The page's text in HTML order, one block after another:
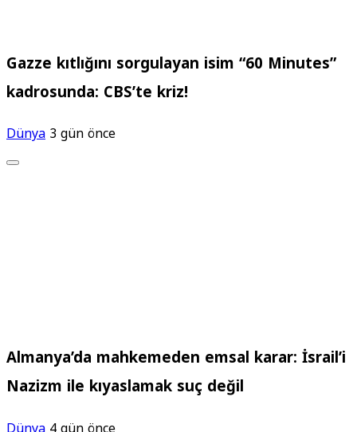
Gazze kıtlığını sorgulayan isim “60 Minutes”
kadrosunda: CBS’te kriz!
Dünya3 gün önce
Almanya’da mahkemeden emsal karar: İsrail’i
Nazizm ile kıyaslamak suç değil